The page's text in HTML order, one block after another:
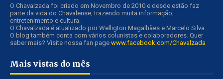
O Chavalzada foi criado em Novembro de 2010 e desde estão faz
parte da vida do Chavalense, trazendo muita informação,
entretenimento e cultura.
O Chavalzada é atualizado por Welligton Magalhães e Marcelo Silva.
O blog também conta com vários colunistas e colaboradores. Quer
saber mais? Visite nossa fan page www.facebook.com/Chavalzada
Mais vistas do mês